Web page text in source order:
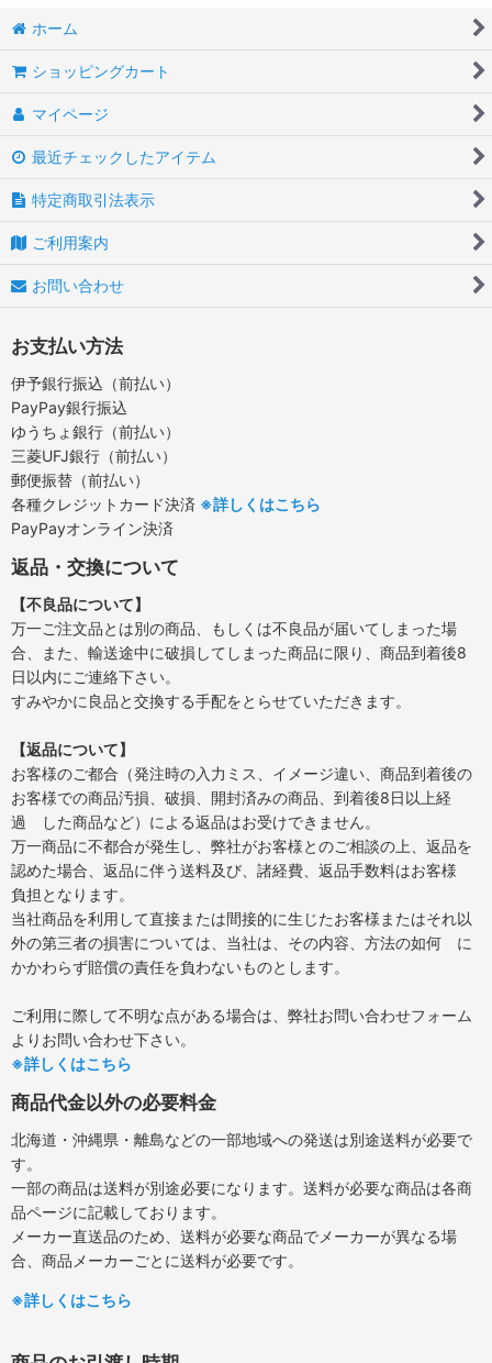
ホーム
ショッピングカート
マイページ
最近チェックしたアイテム
特定商取引法表示
ご利用案内
お問い合わせ
お支払い方法
伊予銀行振込（前払い）
PayPay銀行振込
ゆうちょ銀行（前払い）
三菱UFJ銀行（前払い）
郵便振替（前払い）
各種クレジットカード決済 ※詳しくはこちら
PayPayオンライン決済
返品・交換について
【不良品について】
万一ご注文品とは別の商品、もしくは不良品が届いてしまった場
合、また、輸送途中に破損してしまった商品に限り、商品到着後8
日以内にご連絡下さい。
すみやかに良品と交換する手配をとらせていただきます。
【返品について】
お客様のご都合（発注時の入力ミス、イメージ違い、商品到着後の
お客様での商品汚損、破損、開封済みの商品、到着後8日以上経
過 した商品など）による返品はお受けできません。
万一商品に不都合が発生し、弊社がお客様とのご相談の上、返品を
認めた場合、返品に伴う送料及び、諸経費、返品手数料はお客様
負担となります。
当社商品を利用して直接または間接的に生じたお客様またはそれ以
外の第三者の損害については、当社は、その内容、方法の如何 に
かかわらず賠償の責任を負わないものとします。
ご利用に際して不明な点がある場合は、弊社お問い合わせフォーム
よりお問い合わせ下さい。
※詳しくはこちら
商品代金以外の必要料金
北海道・沖縄県・離島などの一部地域への発送は別途送料が必要で
す。
一部の商品は送料が別途必要になります。送料が必要な商品は各商
品ページに記載しております。
メーカー直送品のため、送料が必要な商品でメーカーが異なる場
合、商品メーカーごとに送料が必要です。
※詳しくはこちら